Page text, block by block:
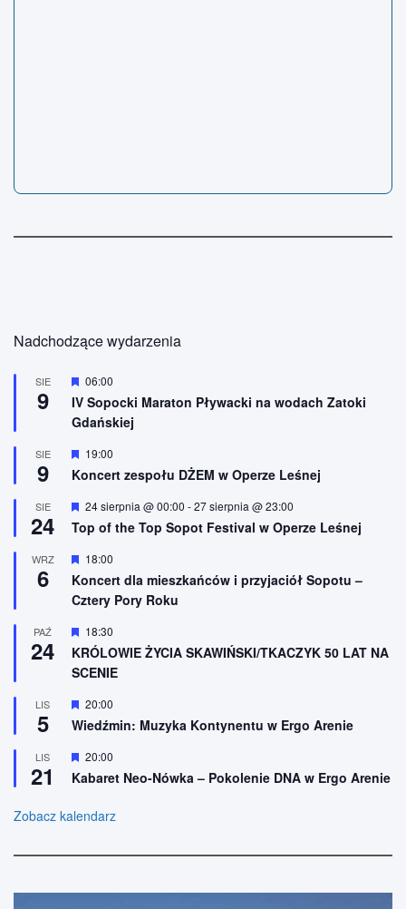
Nadchodzące wydarzenia
SIE
9
W
y
r
ó
n
o
e
06:00
IV Sopocki Maraton Pływacki na wodach Zatoki
Gdańskiej
SIE
9
W
r
ż
n
o
n
e
19:00
Koncert zespołu DŻEM w Operze Leśnej
SIE
24
W
r
ż
n
o
e
24 sierpnia @ 00:00 -27 sierpnia @ 23:00
Top of the Top Sopot Festival w Operze Leśnej
WRZ
6
W
r
ó
n
i
o
n
18:00
Koncert dla mieszkańców i przyjaciół Sopotu –
Cztery Pory Roku
PAŹ
24
W
y
r
ó
n
i
o
e
18:30
KRÓLOWIE ŻYCIA SKAWIŃSKI/TKACZYK 50 LAT NA
SCENIE
LIS
5
W
y
r
ż
n
n
20:00
Wiedźmin: Muzyka Kontynentu w Ergo Arenie
LIS
21
W
y
r
ż
o
20:00
Kabaret Neo-Nówka – Pokolenie DNA w Ergo Arenie
Zobacz kalendarz